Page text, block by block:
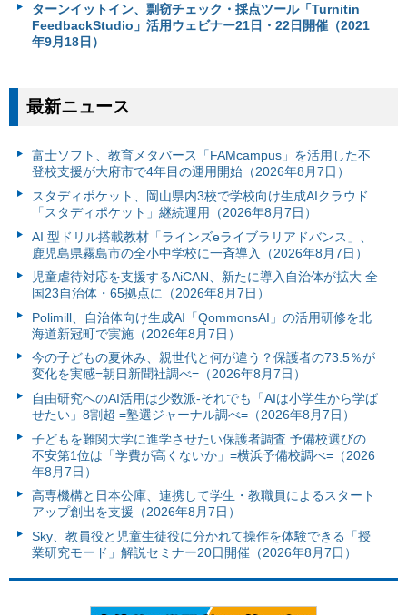
ターンイットイン、剽窃チェック・採点ツール「Turnitin
FeedbackStudio」活用ウェビナー21日・22日開催（2021
年9月18日）
最新ニュース
富⼠ソフト、教育メタバース「FAMcampus」を活用した不
登校支援が大府市で4年目の運用開始（2026年8月7日）
スタディポケット、岡山県内3校で学校向け生成AIクラウド
「スタディポケット」継続運用（2026年8月7日）
AI 型ドリル搭載教材「ラインズeライブラリアドバンス」、
鹿児島県霧島市の全小中学校に一斉導入（2026年8月7日）
児童虐待対応を支援するAiCAN、新たに導入自治体が拡大 全
国23自治体・65拠点に（2026年8月7日）
Polimill、自治体向け生成AI「QommonsAI」の活用研修を北
海道新冠町で実施（2026年8月7日）
今の子どもの夏休み、親世代と何が違う？保護者の73.5％が
変化を実感=朝日新聞社調べ=（2026年8月7日）
自由研究へのAI活用は少数派-それでも「AIは小学生から学ば
せたい」8割超 =塾選ジャーナル調べ=（2026年8月7日）
子どもを難関大学に進学させたい保護者調査 予備校選びの
不安第1位は「学費が高くないか」=横浜予備校調べ=（2026
年8月7日）
高専機構と日本公庫、連携して学生・教職員によるスタート
アップ創出を支援（2026年8月7日）
Sky、教員役と児童生徒役に分かれて操作を体験できる「授
業研究モード」解説セミナー20日開催（2026年8月7日）